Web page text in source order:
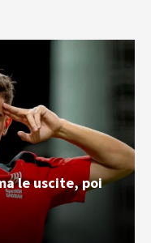
le uscite, poi